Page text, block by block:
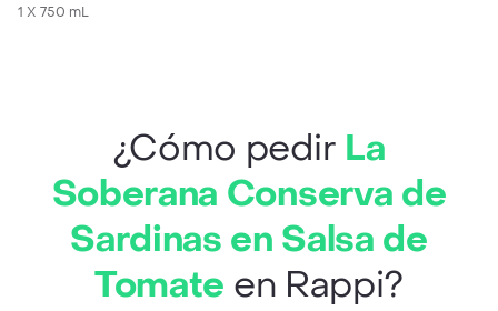
1 X 750 mL
¿Cómo pedir La
Soberana Conserva de
Sardinas en Salsa de
Tomate en Rappi?